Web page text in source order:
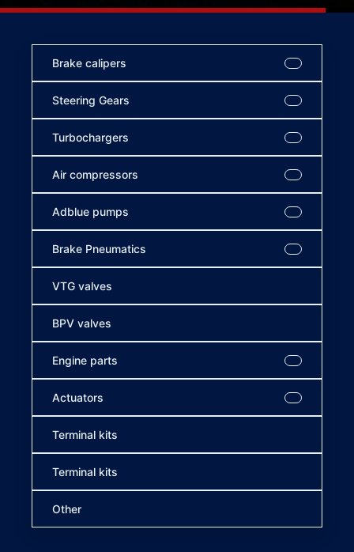
Brake calipers
Steering Gears
Turbochargers
Air compressors
Adblue pumps
Brake Pneumatics
VTG valves
BPV valves
Engine parts
Actuators
Terminal kits
Terminal kits
Other